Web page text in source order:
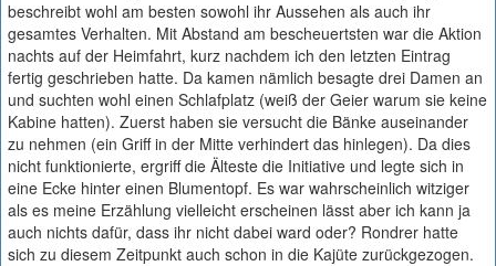
beschreibt wohl am besten sowohl ihr Aussehen als auch ihr
gesamtes Verhalten. Mit Abstand am bescheuertsten war die Aktion
nachts auf der Heimfahrt, kurz nachdem ich den letzten Eintrag
fertig geschrieben hatte. Da kamen nämlich besagte drei Damen an
und suchten wohl einen Schlafplatz (weiß der Geier warum sie keine
Kabine hatten). Zuerst haben sie versucht die Bänke auseinander
zu nehmen (ein Griff in der Mitte verhindert das hinlegen). Da dies
nicht funktionierte, ergriff die Älteste die Initiative und legte sich in
eine Ecke hinter einen Blumentopf. Es war wahrscheinlich witziger
als es meine Erzählung vielleicht erscheinen lässt aber ich kann ja
auch nichts dafür, dass ihr nicht dabei ward oder? Rondrer hatte
sich zu diesem Zeitpunkt auch schon in die Kajüte zurückgezogen.